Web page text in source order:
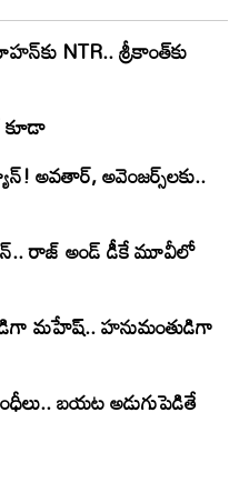
NTR.. శ్రీకాంత్‌కు
కూడా
అవ‌తార్‌, అవెంజ‌ర్స్‌ల‌కు..
రాజ్ అండ్ డీకే మూవీలో
మహేష్.. హనుమంతుడిగా
బయట అడుగుపెడితే